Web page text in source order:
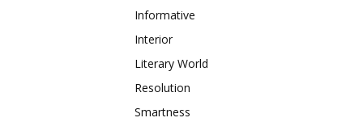
Informative
Interior
Literary World
Resolution
Smartness